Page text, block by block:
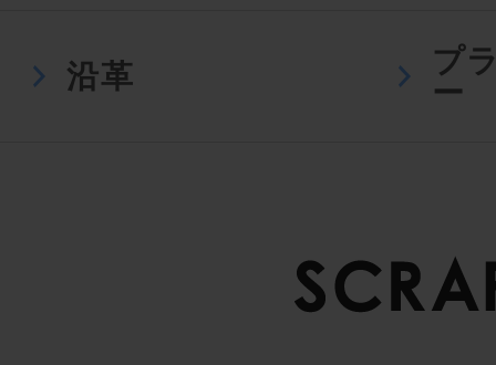
沿革
プ
ー